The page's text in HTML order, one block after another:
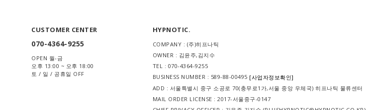
CUSTOMER CENTER
070-4364-9255
OPEN 월-금
오후 13:00 ~ 오후 18:00
토 / 일 / 공휴일 OFF
HYPNOTIC.
COMPANY : (주)히프나틱
OWNER : 김윤주,김지수
TEL : 070-4364-9255
BUSINESS NUMBER : 589-88-00495 [사업자정보확인]
ADD : 서울특별시 중구 소공로 70(충무로1가,서울 중앙 우체국) 히프나틱 물류센터
MAIL ORDER LICENSE : 2017-서울중구-0147